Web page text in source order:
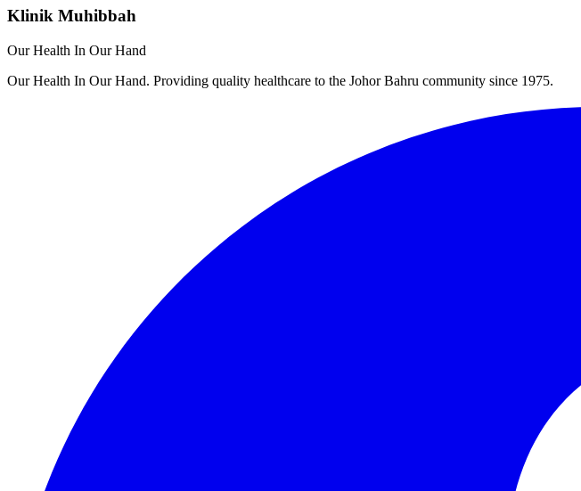
Klinik Muhibbah
Our Health In Our Hand
Our Health In Our Hand. Providing quality healthcare to the Johor Bahru community since 1975.